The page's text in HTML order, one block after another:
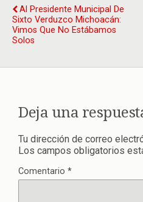
Al Presidente Municipal De
Sixto Verduzco Michoacán:
Vimos Que No Estábamos
Solos
Deja una
Tu dirección de correo
Los campos obligatorios
Comentario *